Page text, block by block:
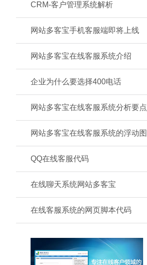
CRM-客户管理系统解析
网站多客宝手机客服端即将上线
网站多客宝在线客服系统介绍
企业为什么要选择400电话
网站多客宝在线客服系统分析要点
网站多客宝在线客服系统的浮动图
QQ在线客服代码
在线聊天系统网站多客宝
在线客服系统的网页脚本代码